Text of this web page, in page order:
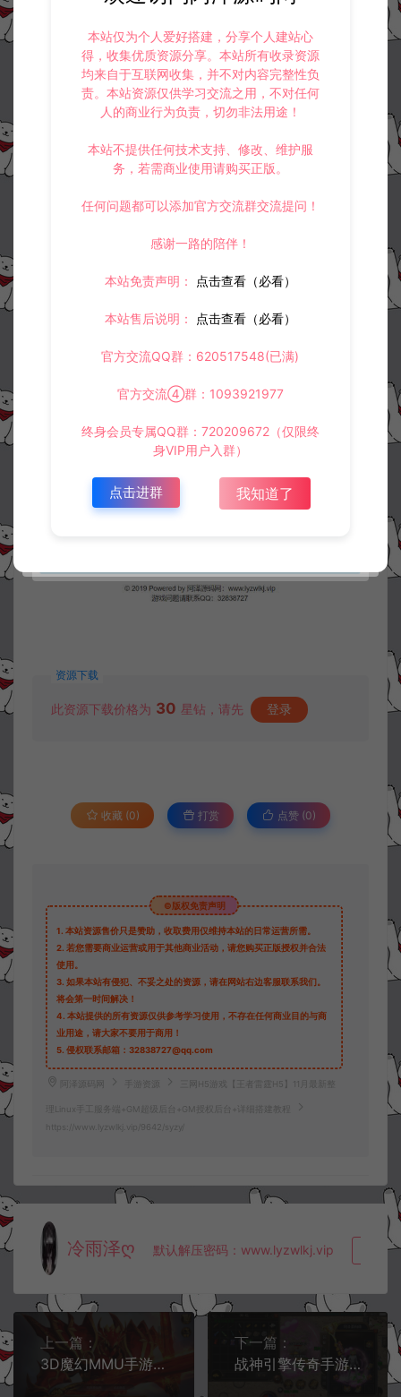
资源下载
此资源下载价格为 30 星钻，请先 登录
收藏 (0) 打赏 点赞 (0)
©版权免责声明
1. 本站资源售价只是赞助，收取费用仅维持本站的日常运营所需。
2. 若您需要商业运营或用于其他商业活动，请您购买正版授权并合法
使用。
3. 如果本站有侵犯、不妥之处的资源，请在网站右边客服联系我们。
将会第一时间解决！
4. 本站提供的所有资源仅供参考学习使用，不存在任何商业目的与商
业用途，请大家不要用于商用！
5. 侵权联系邮箱：32838727@qq.com
阿泽源码网 手游资源 三网H5游戏【王者雷霆H5】11月最新整
理Linux手工服务端+GM超级后台+GM授权后台+详细搭建教程
https://www.lyzwlkj.vip/9642/syzy/
冷雨泽ღ 默认解压密码：www.lyzwlkj.vip 复
上一篇：
3D魔幻MMU手游【全民奇迹8.3】10月最新整理Win半手工服务端+GM授权后台+安卓苹果双端+详细搭建教程
下一篇：
战神引擎传奇手游【1.85复古刑天战神合击版】11月最新整理Win一键服务端+GM充值后台+安卓+详细搭建教程
本站仅为个人爱好搭建，分享个人建站心
得，收集优质资源分享。本站所有收录资源
均来自于互联网收集，并不对内容完整性负
责。本站资源仅供学习交流之用，不对任何
人的商业行为负责，切勿非法用途！
本站不提供任何技术支持、修改、维护服
务，若需商业使用请购买正版。
任何问题都可以添加官方交流群交流提问！
感谢一路的陪伴！
本站免责声明： 点击查看（必看）
本站售后说明： 点击查看（必看）
官方交流QQ群：620517548(已满)
官方交流④群：1093921977
终身会员专属QQ群：720209672（仅限终
身VIP用户入群）
点击进群 我知道了